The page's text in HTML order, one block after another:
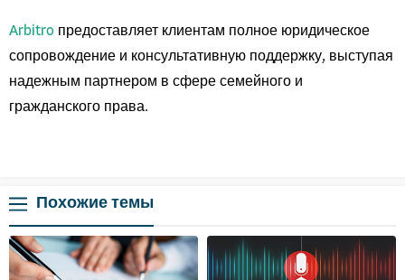
Arbitro предоставляет клиентам полное юридическое
сопровождение и консультативную поддержку, выступая
надежным партнером в сфере семейного и
гражданского права.
Похожие темы